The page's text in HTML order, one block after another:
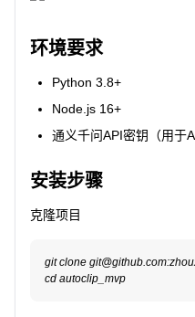
环境要求
Python 3.8+
Node.js 16+
通义千问API密钥（用于
安装步骤
克隆项目
git clone